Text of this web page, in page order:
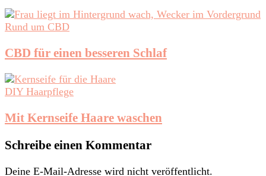
Rund um CBD
CBD für einen besseren Schlaf
DIY Haarpflege
Mit Kernseife Haare waschen
Schreibe einen Kommentar
Deine E-Mail-Adresse wird nicht veröffentlicht.